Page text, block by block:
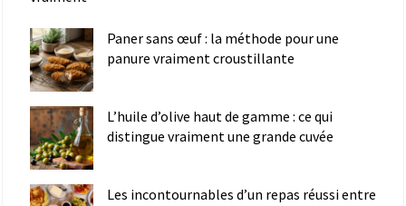
Paner sans œuf : la méthode pour une
panure vraiment croustillante
L’huile d’olive haut de gamme : ce qui
distingue vraiment une grande cuvée
Les incontournables d’un repas réussi entre